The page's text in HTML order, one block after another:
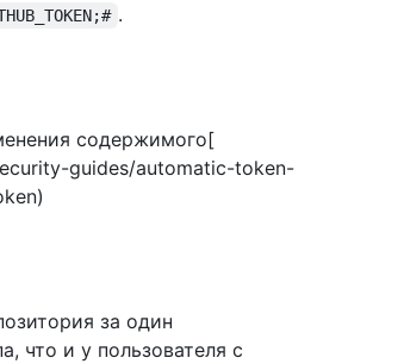
.
содержимого[
guides/automatic-token-
за один
что и у пользователя с